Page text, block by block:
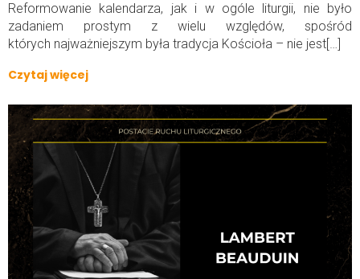
Reformowanie kalendarza, jak i w ogóle liturgii, nie było
zadaniem prostym z wielu względów, spośród
których najważniejszym była tradycja Kościoła – nie jest[…]
Czytaj więcej